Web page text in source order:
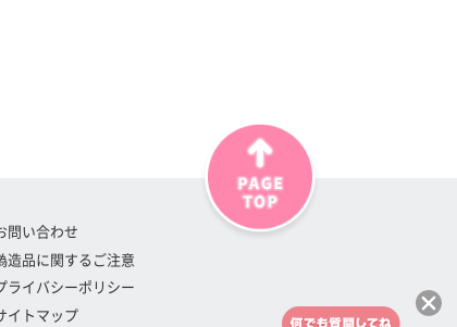
問い合わせ
造品に関するご注意
ライバシーポリシー
イトマップ